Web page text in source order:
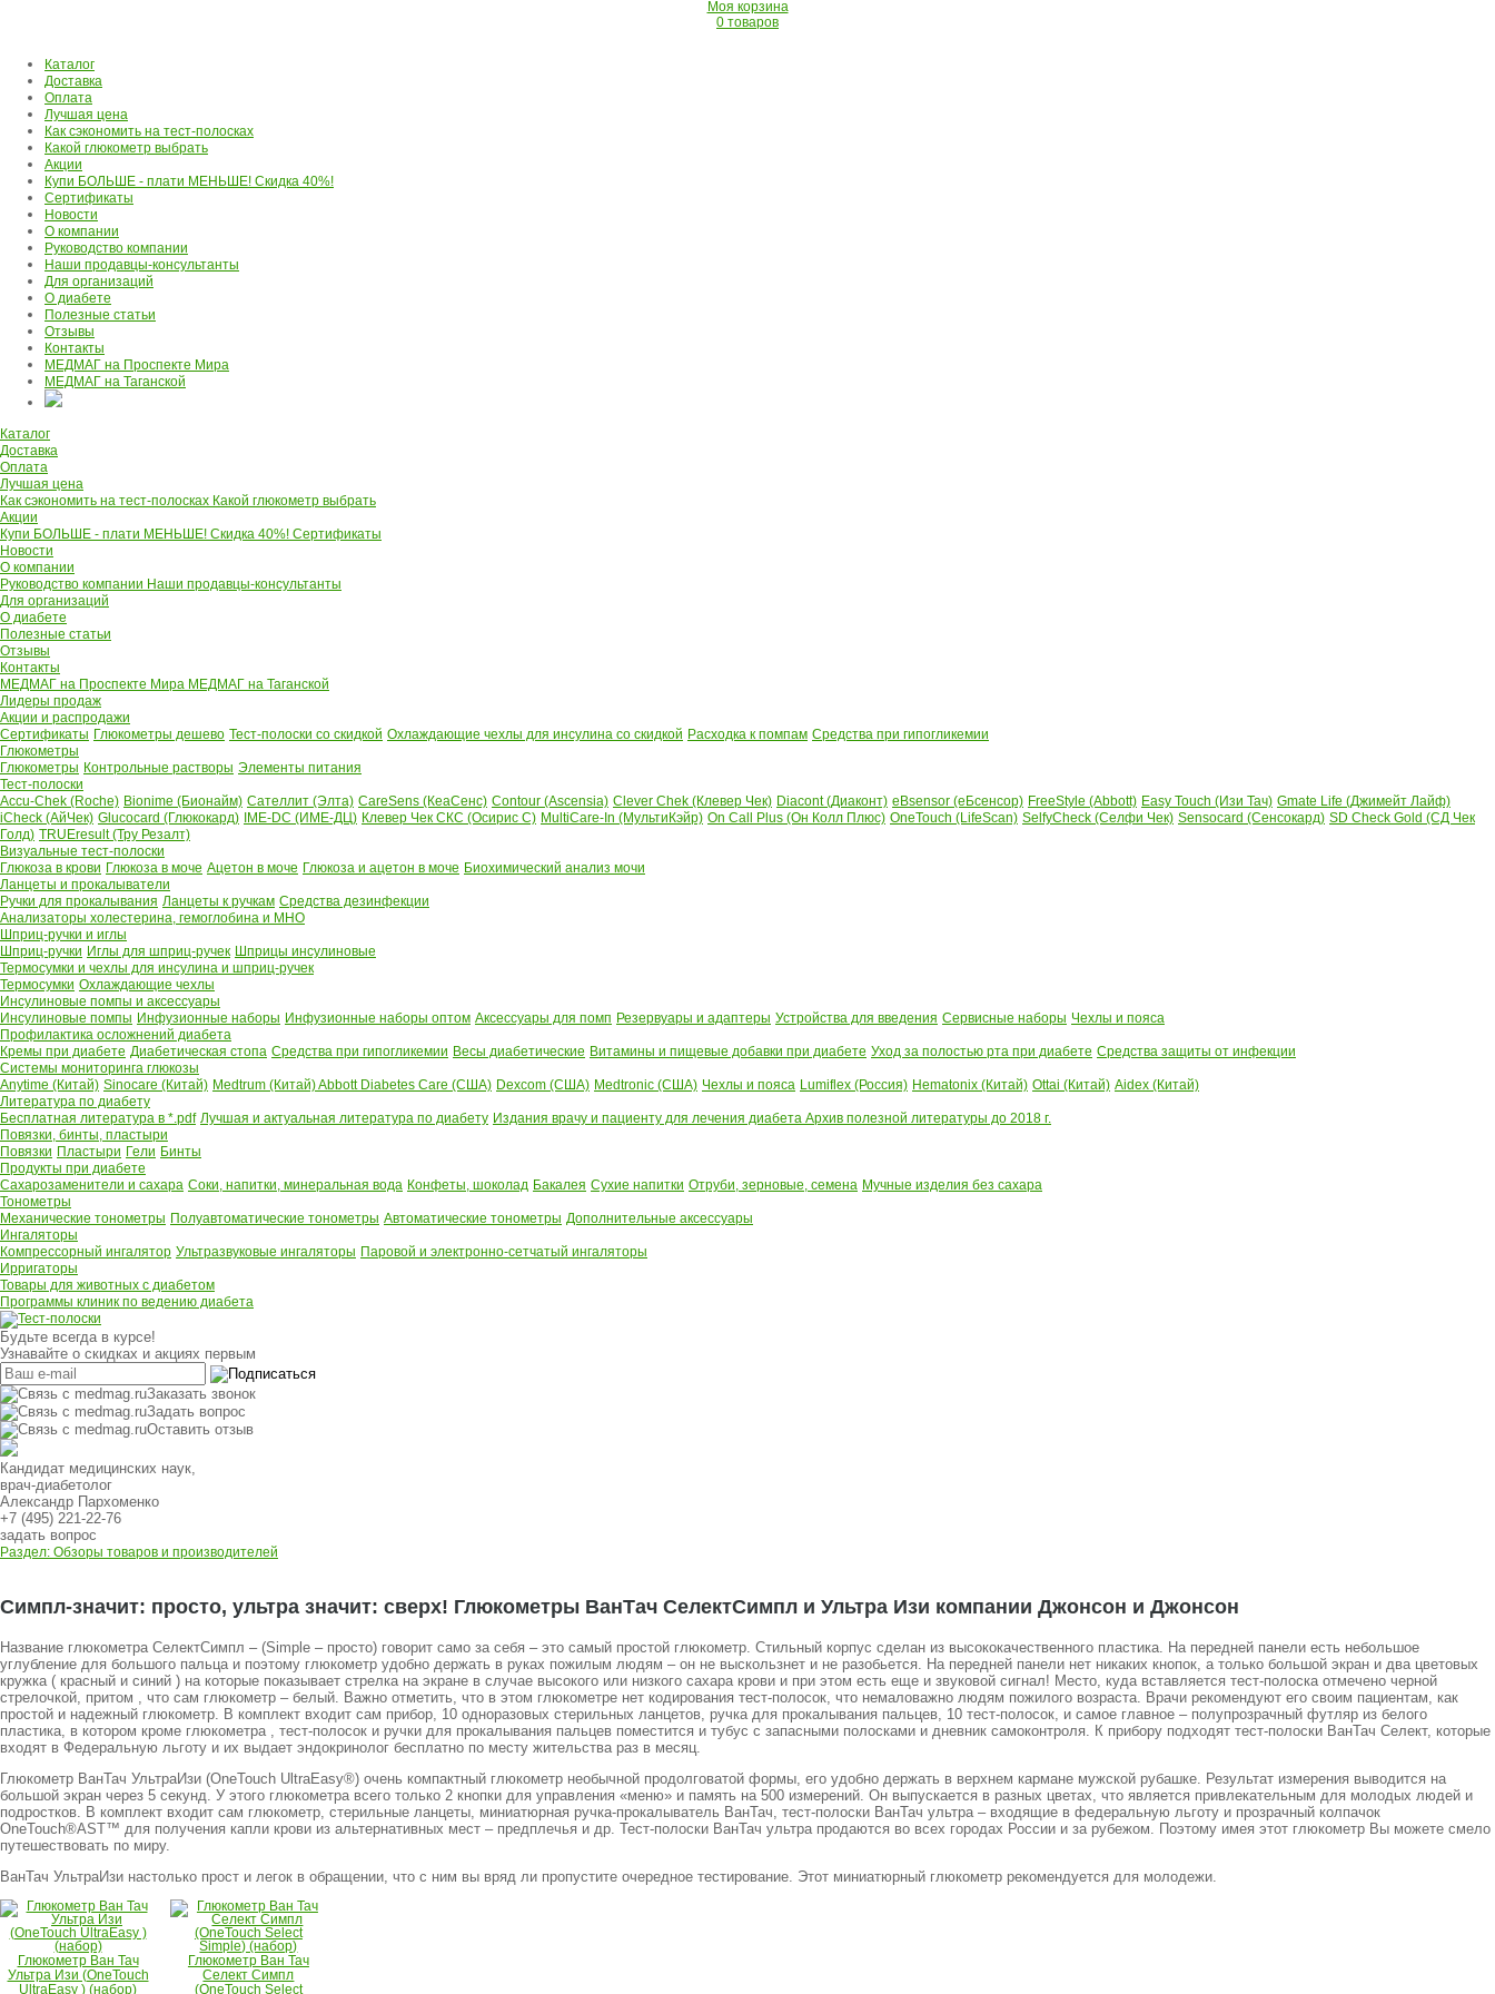
Моя корзина
0 товаров
Каталог
Доставка
Оплата
Лучшая цена
Как сэкономить на тест-полосках
Какой глюкометр выбрать
Акции
Купи БОЛЬШЕ - плати МЕНЬШЕ! Скидка 40%!
Сертификаты
Новости
О компании
Руководство компании
Наши продавцы-консультанты
Для организаций
О диабете
Полезные статьи
Отзывы
Контакты
МЕДМАГ на Проспекте Мира
МЕДМАГ на Таганской
Каталог
Доставка
Оплата
Лучшая цена
Как сэкономить на тест-полосках Какой глюкометр выбрать
Акции
Купи БОЛЬШЕ - плати МЕНЬШЕ! Скидка 40%! Сертификаты
Новости
О компании
Руководство компании Наши продавцы-консультанты
Для организаций
О диабете
Полезные статьи
Отзывы
Контакты
МЕДМАГ на Проспекте Мира МЕДМАГ на Таганской
Лидеры продаж
Акции и распродажи
Сертификаты Глюкометры дешево Тест-полоски со скидкой Охлаждающие чехлы для инсулина со скидкой Расходка к помпам Средства при гипогликемии
Глюкометры
Глюкометры Контрольные растворы Элементы питания
Тест-полоски
Accu-Chek (Roche) Bionime (Бионайм) Сателлит (Элта) CareSens (КеаСенс) Contour (Ascensia) Clever Chek (Клевер Чек) Diacont (Диаконт) eBsensor (еБсенсор) FreeStyle (Abbott) Easy Touch (Изи Тач) Gmate Life (Джимейт Лайф)
iCheck (АйЧек) Glucocard (Глюкокард) IME-DC (ИМЕ-ДЦ) Клевер Чек СКС (Осирис С) MultiCare-In (МультиКэйр) On Call Plus (Он Колл Плюс) OneTouch (LifeScan) SelfyCheck (Селфи Чек) Sensocard (Сенсокард) SD Check Gold (СД Чек
Голд) TRUEresult (Тру Резалт)
Визуальные тест-полоски
Глюкоза в крови Глюкоза в моче Ацетон в моче Глюкоза и ацетон в моче Биохимический анализ мочи
Ланцеты и прокалыватели
Ручки для прокалывания Ланцеты к ручкам Средства дезинфекции
Анализаторы холестерина, гемоглобина и МНО
Шприц-ручки и иглы
Шприц-ручки Иглы для шприц-ручек Шприцы инсулиновые
Термосумки и чехлы для инсулина и шприц-ручек
Термосумки Охлаждающие чехлы
Инсулиновые помпы и аксессуары
Инсулиновые помпы Инфузионные наборы Инфузионные наборы оптом Аксессуары для помп Резервуары и адаптеры Устройства для введения Сервисные наборы Чехлы и пояса
Профилактика осложнений диабета
Кремы при диабете Диабетическая стопа Средства при гипогликемии Весы диабетические Витамины и пищевые добавки при диабете Уход за полостью рта при диабете Средства защиты от инфекции
Системы мониторинга глюкозы
Anytime (Китай) Sinocare (Китай) Medtrum (Китай)Abbott Diabetes Care (США) Dexcom (США) Medtronic (США) Чехлы и пояса Lumiflex (Россия) Hematonix (Китай) Ottai (Китай) Aidex (Китай)
Литература по диабету
Бесплатная литература в *.pdf Лучшая и актуальная литература по диабету Издания врачу и пациенту для лечения диабета Архив полезной литературы до 2018 г.
Повязки, бинты, пластыри
Повязки Пластыри Гели Бинты
Продукты при диабете
Сахарозаменители и сахара Соки, напитки, минеральная вода Конфеты, шоколад Бакалея Сухие напитки Отруби, зерновые, семена Мучные изделия без сахара
Тонометры
Механические тонометры Полуавтоматические тонометры Автоматические тонометры Дополнительные аксессуары
Ингаляторы
Компрессорный ингалятор Ультразвуковые ингаляторы Паровой и электронно-сетчатый ингаляторы
Ирригаторы
Товары для животных с диабетом
Программы клиник по ведению диабета
Будьте всегда в курсе!
Узнавайте о скидках и акциях первым
Заказать звонок
Задать вопрос
Оставить отзыв
Кандидат медицинских наук,
врач-диабетолог
Александр Пархоменко
+7 (495) 221-22-76
задать вопрос
Раздел: Обзоры товаров и производителей
Симпл-значит: просто, ультра значит: сверх! Глюкометры ВанТач СелектСимпл и Ультра Изи компании Джонсон и Джонсон
Название глюкометра СелектСимпл – (Simple – просто) говорит само за себя – это самый простой глюкометр. Стильный корпус сделан из высококачественного пластика. На передней панели есть небольшое
углубление для большого пальца и поэтому глюкометр удобно держать в руках пожилым людям – он не выскользнет и не разобьется. На передней панели нет никаких кнопок, а только большой экран и два цветовых
кружка ( красный и синий ) на которые показывает стрелка на экране в случае высокого или низкого сахара крови и при этом есть еще и звуковой сигнал! Место, куда вставляется тест-полоска отмечено черной
стрелочкой, притом , что сам глюкометр – белый. Важно отметить, что в этом глюкометре нет кодирования тест-полосок, что немаловажно людям пожилого возраста. Врачи рекомендуют его своим пациентам, как
простой и надежный глюкометр. В комплект входит сам прибор, 10 одноразовых стерильных ланцетов, ручка для прокалывания пальцев, 10 тест-полосок, и самое главное – полупрозрачный футляр из белого
пластика, в котором кроме глюкометра , тест-полосок и ручки для прокалывания пальцев поместится и тубус с запасными полосками и дневник самоконтроля. К прибору подходят тест-полоски ВанТач Селект, которые
входят в Федеральную льготу и их выдает эндокринолог бесплатно по месту жительства раз в месяц.
Глюкометр ВанТач УльтраИзи (OneTouch UltraEasy®) очень компактный глюкометр необычной продолговатой формы, его удобно держать в верхнем кармане мужской рубашке. Результат измерения выводится на
большой экран через 5 секунд. У этого глюкометра всего только 2 кнопки для управления «меню» и память на 500 измерений. Он выпускается в разных цветах, что является привлекательным для молодых людей и
подростков. В комплект входит сам глюкометр, стерильные ланцеты, миниатюрная ручка-прокалыватель ВанТач, тест-полоски ВанТач ультра – входящие в федеральную льготу и прозрачный колпачок
OneTouch®AST™ для получения капли крови из альтернативных мест – предплечья и др. Тест-полоски ВанТач ультра продаются во всех городах России и за рубежом. Поэтому имея этот глюкометр Вы можете смело
путешествовать по миру.
ВанТач УльтраИзи настолько прост и легок в обращении, что с ним вы вряд ли пропустите очередное тестирование. Этот миниатюрный глюкометр рекомендуется для молодежи.
Глюкометр Ван Тач
Ультра Изи (OneTouch
UltraEasy ) (набор)
Глюкометр Ван Тач
Селект Симпл
(OneTouch Select